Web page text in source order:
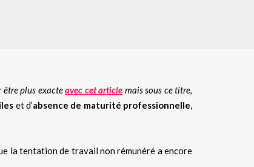
être plus exacteavec cet article mais sous ce titre,
et d’absence de maturité professionnelle,
la tentation de travail non rémunéré a encore